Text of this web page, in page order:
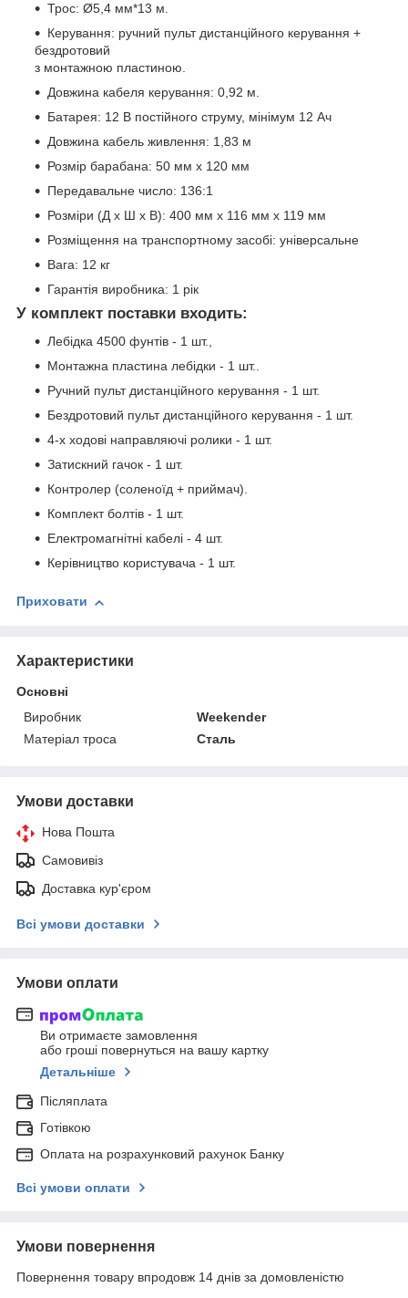
Трос: Ø5,4 мм*13 м.
Керування: ручний пульт дистанційного керування +
бездротовий
з монтажною пластиною.
Довжина кабеля керування: 0,92 м.
Батарея: 12 В постійного струму, мінімум 12 Ач
Довжина кабель живлення: 1,83 м
Розмір барабана: 50 мм х 120 мм
Передавальне число: 136:1
Розміри (Д х Ш х В): 400 мм х 116 мм х 119 мм
Розміщення на транспортному засобі: універсальне
Вага: 12 кг
Гарантія виробника: 1 рік
У комплект поставки входить:
Лебідка 4500 фунтів - 1 шт.,
Монтажна пластина лебідки - 1 шт..
Ручний пульт дистанційного керування - 1 шт.
Бездротовий пульт дистанційного керування - 1 шт.
4-х ходові направляючі ролики - 1 шт.
Затискний гачок - 1 шт.
Контролер (соленоїд + приймач).
Комплект болтів - 1 шт.
Електромагнітні кабелі - 4 шт.
Керівництво користувача - 1 шт.
Приховати
Характеристики
Основні
Виробник
Weekender
Матеріал троса
Сталь
Умови доставки
Нова Пошта
Самовивіз
Доставка кур'єром
Всі умови доставки
Умови оплати
Ви отримаєте замовлення
або гроші повернуться на вашу картку
Детальніше
Післяплата
Готівкою
Оплата на розрахунковий рахунок Банку
Всі умови оплати
Умови повернення
Повернення товару впродовж 14 днів за домовленістю